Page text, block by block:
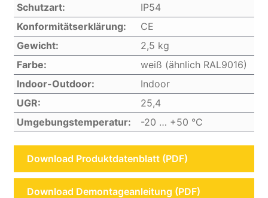
Schutzart:
IP54
Konformitätserklärung:
CE
Gewicht:
2,5 kg
Farbe:
weiß (ähnlich RAL9016)
Indoor-Outdoor:
Indoor
UGR:
25,4
Umgebungstemperatur:
-20 … +50 °C
Download Produktdatenblatt (PDF)
Download Demontageanleitung (PDF)